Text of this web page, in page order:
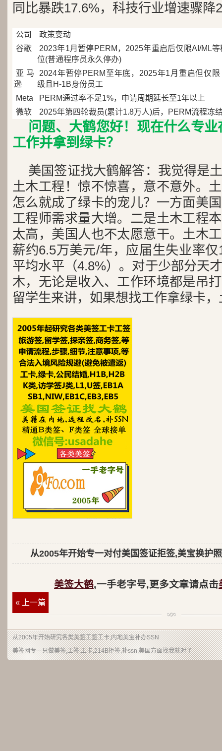
同比暴跌17.6%，科技行业增速骤降
公司
政策变动
谷歌
2023年1月暂停PERM，2025年重启后仅限AI/ML
位(普通程序员永久停办)
亚马
逊
2024年暂停PERM至年底，2025年1月重启但仅限
级且H-1B身份员工
Meta
PERM通过率不足1%，申请周期延长至1年以上
微软
2025年第四轮裁员(累计1.8万人)后，PERM流程冻
问题、大鹤您好！现在什么专
工作并拿到绿卡？
美国签证找大鹤解答：我觉得是
土木工程！惊不惊喜，意不意外。
怎么就成了绿卡的宠儿？一方面美
工程师需求量大增。二是土木工程
太高，美国人也不太愿意干。土木
薪约6.5万美元/年，应届生失业率
平均水平（4.8%）。对于少部分天
木，无论是收入、工作环境都是吊
留学生来讲，如果想找工作拿绿卡
从2005年开始专一对付美国签证拒签,美宝换护
美签大鹤,一手老字号,更多文章请点击
« 上一篇
从2005年开始研究各类美签工签工卡,内地美宝补办SSN
美签网专一只做美签,工签,工卡,214B拒签,补ssn,美国方面找我就对了